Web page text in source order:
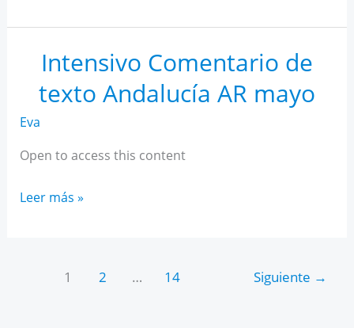
para
estudiantes
Intensivo Comentario de
texto Andalucía AR mayo
Eva
Open to access this content
Intensivo
Andalucía
Leer más »
1 2 … 14 Siguiente →